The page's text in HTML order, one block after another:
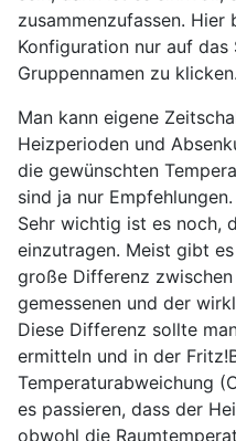
zusammenzufassen. Hier
Konfiguration nur auf
Gruppennamen zu klicken.
Man kann eigene
Heizperioden und
die gewünschten
sind ja nur Empfehlungen.
Sehr wichtig ist es noch,
einzutragen. Meist gibt
große Differenz
gemessenen und der
Diese Differenz sollte
ermitteln und in der
Temperaturabweichung
es passieren, dass der
obwohl die